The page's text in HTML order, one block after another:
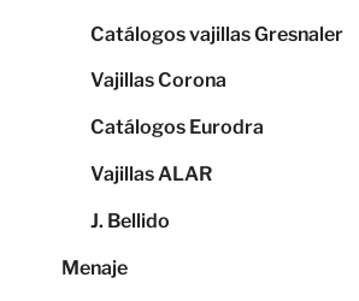
Catálogos vajillas Gresnaler
Vajillas Corona
Catálogos Eurodra
Vajillas ALAR
J. Bellido
Menaje